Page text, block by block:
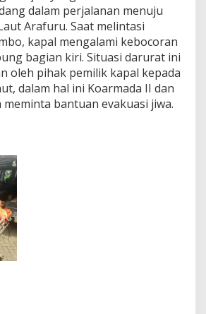
dalam perjalanan menuju
Arafuru. Saat melintasi
kapal mengalami kebocoran
bagian kiri. Situasi darurat ini
oleh pihak pemilik kapal kepada
dalam hal ini Koarmada II dan
meminta bantuan evakuasi jiwa.